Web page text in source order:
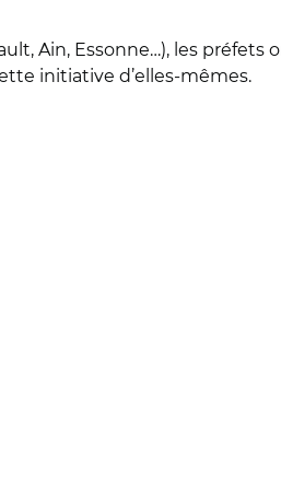
Ain, Essonne…), les
initiative d’elles-mêmes.